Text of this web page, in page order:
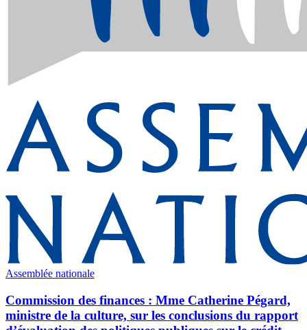
Assemblée nationale
Commission des finances : Mme Catherine Pégard,
ministre de la culture, sur les conclusions du rapport